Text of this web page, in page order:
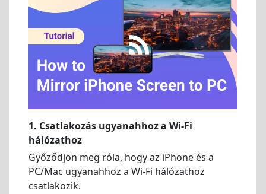
1. Csatlakozás ugyanahhoz a Wi-Fi
hálózathoz
Győződjön meg róla, hogy az iPhone és a
PC/Mac ugyanahhoz a Wi-Fi hálózathoz
csatlakozik.